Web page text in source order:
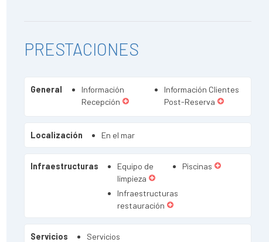
PRESTACIONES
General
Información
Recepción
Información Clientes
Post-Reserva
Localización En el mar
Infraestructuras
Equipo de
limpieza
Piscinas
Infraestructuras
restauración
Servicios
Servicios